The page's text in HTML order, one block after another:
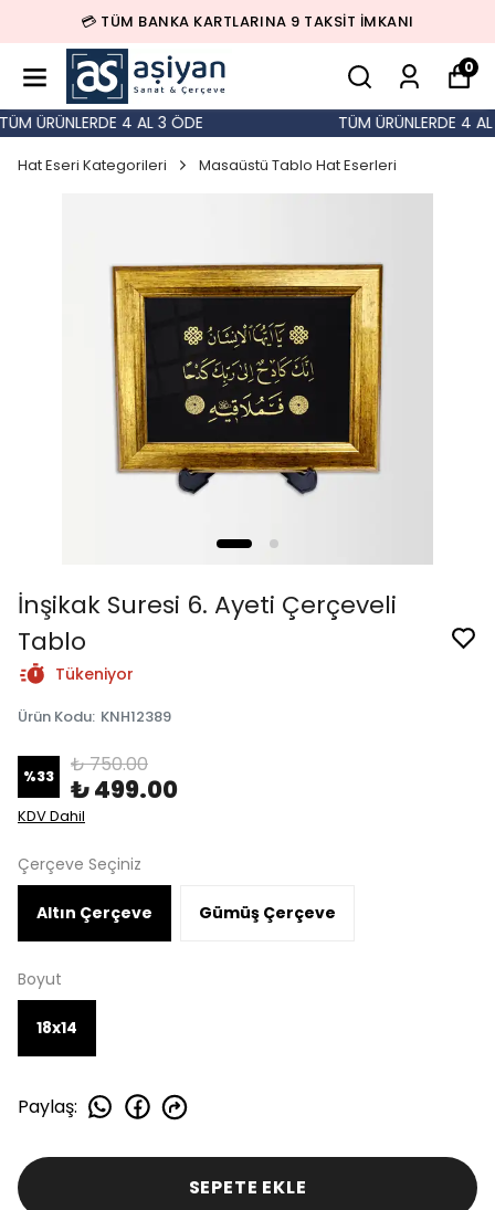
💳 TÜM BANKA KARTLARINA 9 TAKSİT İMKANI
0
ÜRÜNLERDE 4 AL 3 ÖDE TÜM ÜRÜNLERDE 4 AL
Hat Eseri Kategorileri Masaüstü Tablo Hat Eserleri
İnşikak Suresi 6. Ayeti Çerçeveli
Tablo
Tükeniyor
Ürün Kodu: KNH12389
%33 ₺ 750.00
₺ 499.00
KDV Dahil
Çerçeve Seçiniz
Altın Çerçeve Gümüş Çerçeve
Boyut
18x14
Paylaş:
SEPETE EKLE